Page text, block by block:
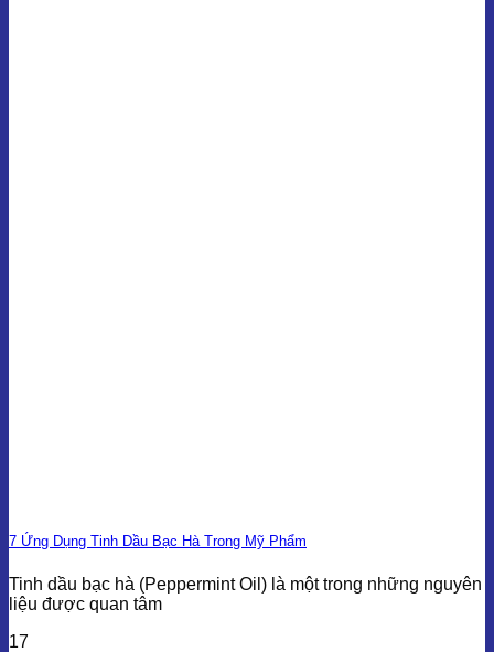
7 Ứng Dụng Tinh Dầu Bạc Hà Trong Mỹ Phẩm
Tinh dầu bạc hà (Peppermint Oil) là một trong những nguyên
liệu được quan tâm
17